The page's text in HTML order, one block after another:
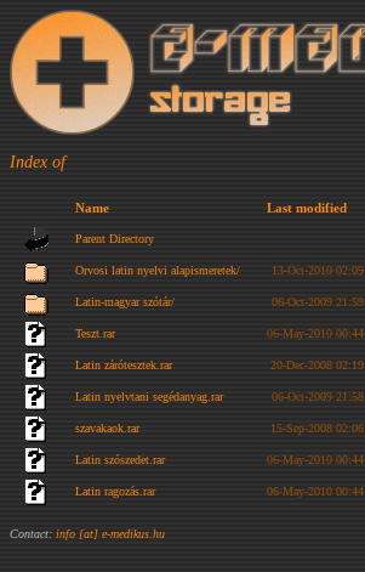
Index of
Name Last modified
Parent Directory
Orvosi latin nyelvi alapismeretek/ 13-Oct-2010 02:09
Latin-magyar szótár/ 06-Oct-2009 21:59
Teszt.rar 06-May-2010 00:44
Latin zárótesztek.rar 20-Dec-2008 02:19
Latin nyelvtani segédanyag.rar 06-Oct-2009 21:58
szavakaok.rar 15-Sep-2008 02:06
Latin szószedet.rar 06-May-2010 00:44
Latin ragozás.rar 06-May-2010 00:44
Contact: info [at] e-medikus.hu